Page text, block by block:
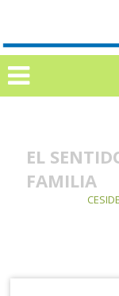
contenido
E
D
H
EL
FAMILIA